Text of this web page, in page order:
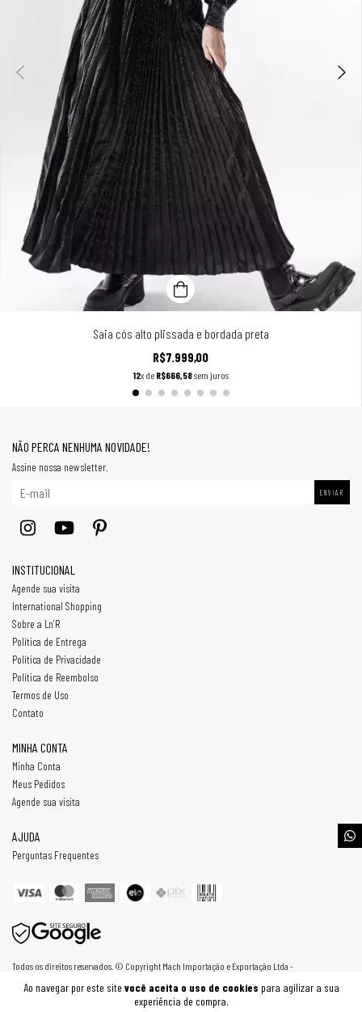
Ao navegar por este site você aceita o uso de cookies para agilizar a sua
experiência de compra.
Saia cós alto plissada e bordada preta
R$7.999,00
12x de R$666,58sem juros
NÃO PERCA NENHUMA NOVIDADE!
Assine nossa newsletter.
INSTITUCIONAL
Agende sua visita
International Shopping
Sobre a Ln’R
Política de Entrega
Política de Privacidade
Política de Reembolso
Termos de Uso
Contato
MINHA CONTA
Minha Conta
Meus Pedidos
Agende sua visita
AJUDA
Perguntas Frequentes
Todos os direitos reservados. © Copyright Mach Importação e Exportação Ltda -